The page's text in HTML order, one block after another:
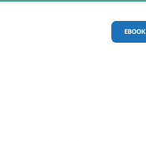
EBOOK